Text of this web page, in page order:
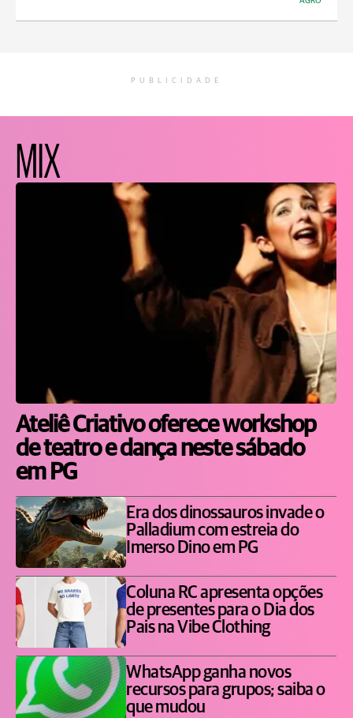
PUBLICIDADE
MIX
Ateliê Criativo oferece workshop
de teatro e dança neste sábado
em PG
Era dos dinossauros invade o
Palladium com estreia do
Imerso Dino em PG
Coluna RC apresenta opções
de presentes para o Dia dos
Pais na Vibe Clothing
WhatsApp ganha novos
recursos para grupos; saiba o
que mudou